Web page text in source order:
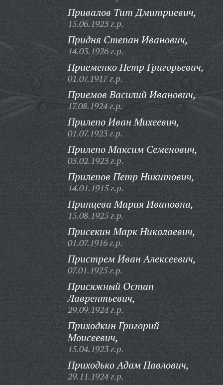
Привалов Тит Дмитриевич,
15.06.1923 г.р.
Придня Степан Иванович,
14.03.1926 г.р.
Приеменко Петр Григорьевич,
01.07.1917 г.р.
Приемов Василий Иванович,
17.08.1924 г.р.
Прилепо Иван Михеевич,
01.07.1923 г.р.
Прилепо Максим Семенович,
03.02.1923 г.р.
Прилепов Петр Никитович,
14.01.1915 г.р.
Принцева Мария Ивановна,
15.08.1925 г.р.
Присекин Марк Николаевич,
01.07.1916 г.р.
Пристрем Иван Алексеевич,
07.01.1925 г.р.
Присяжный Остап
Лаврентьевич,
29.09.1924 г.р.
Приходкин Григорий
Моисеевич,
15.04.1923 г.р.
Приходько Адам Павлович,
29.11.1924 г.р.